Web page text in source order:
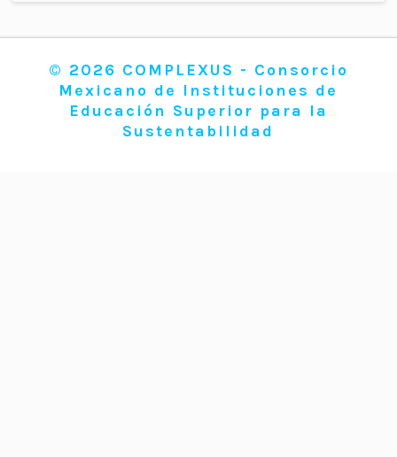
© 2026 COMPLEXUS - Consorcio
Mexicano de Instituciones de
Educación Superior para la
Sustentabilidad